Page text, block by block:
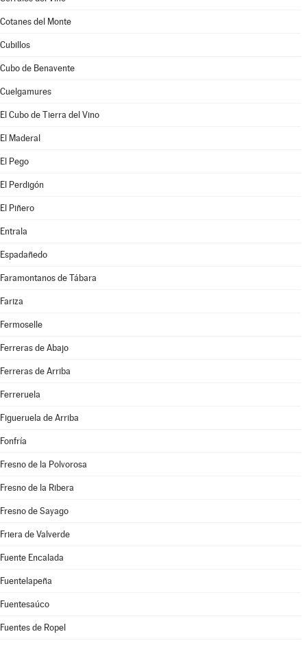
Cotanes del Monte
Cubillos
Cubo de Benavente
Cuelgamures
El Cubo de Tierra del Vino
El Maderal
El Pego
El Perdigón
El Piñero
Entrala
Espadañedo
Faramontanos de Tábara
Fariza
Fermoselle
Ferreras de Abajo
Ferreras de Arriba
Ferreruela
Figueruela de Arriba
Fonfría
Fresno de la Polvorosa
Fresno de la Ribera
Fresno de Sayago
Friera de Valverde
Fuente Encalada
Fuentelapeña
Fuentesaúco
Fuentes de Ropel